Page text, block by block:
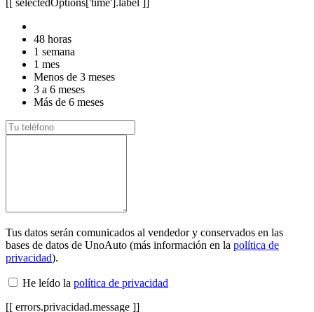
48 horas
1 semana
1 mes
Menos de 3 meses
3 a 6 meses
Más de 6 meses
Tus datos serán comunicados al vendedor y conservados en las
bases de datos de UnoAuto (más información en la política de
privacidad).
He leído la política de privacidad
[[ errors.privacidad.message ]]